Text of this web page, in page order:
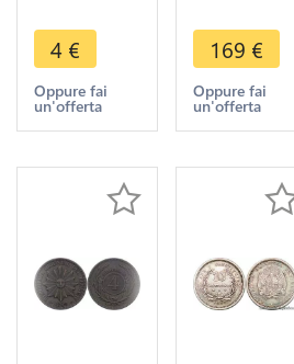
1901 A
Paris ->
Make offer
4 €
Oppure fai
un'offerta
1869 H
Heaton
UNC -
>Make
169 €
Oppure fai
un'offerta